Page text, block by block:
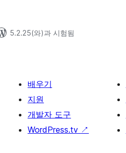
5.2.25(와)과 시험됨
배우기
지원
개발자 도구
WordPress.tv ↗